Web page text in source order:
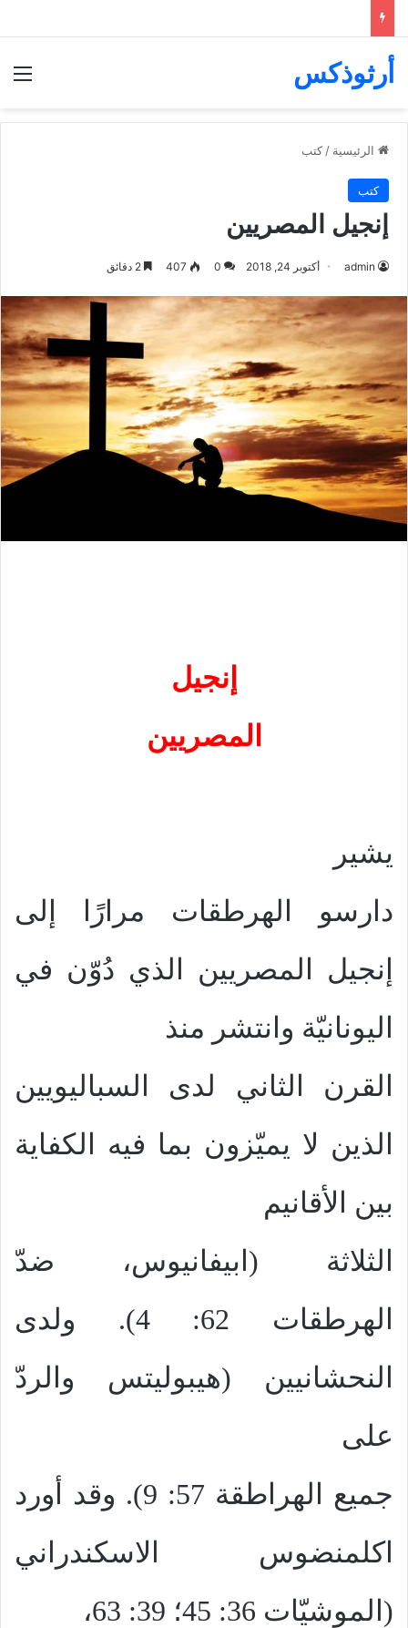
أرثوذكس
الرئيسية / كتب
كتب
إنجيل المصريين
admin أكتوبر 24, 2018 0
407
إنجيل
المصريين
يشير
دارسو الهرطقات مرارًا إلى
إنجيل المصريين الذي دُوّن في
اليونانيّة وانتشر منذ
القرن الثاني لدى السباليويين
الذين لا يميّزون بما فيه الكفاية
بين الأقانيم
الثلاثة (ابيفانيوس، ضدّ
الهرطقات 62: 4). ولدى
النحشانيين (هيبوليتس والردّ
على
جميع الهراطقة 57: 9). وقد أورد
اكلمنضوس الاسكندراني
(الموشيّات 36: 45؛ 39: 63،